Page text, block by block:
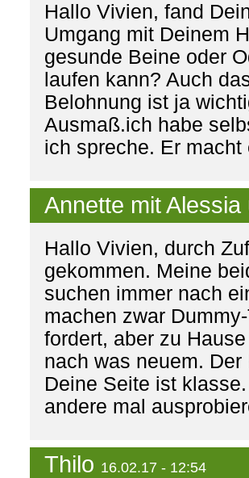
Hallo Vivien, fand
Umgang mit Deinem
gesunde Beine oder
laufen kann? Auch
Belohnung ist ja
Ausmaß.ich habe
ich spreche. Er
Annette mit
Hallo Vivien, durch
gekommen. Meine
suchen immer nach
machen zwar
fordert, aber zu
nach was neuem.
Deine Seite ist
andere mal
Thilo 16.02.17 - 12:54